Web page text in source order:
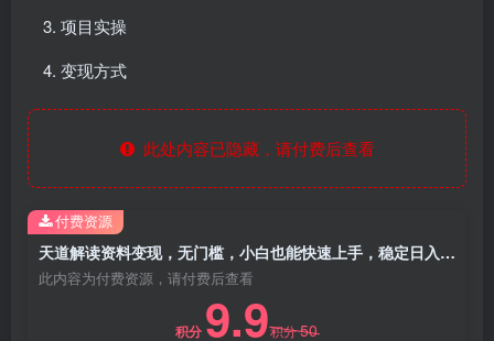
项目实操
变现方式
此处内容已隐藏，请付费后查看
天道解读资料变现，无门槛，小白也能快速上手，稳定日入300+
此内容为付费资源，请付费后查看
积分 9.9积分50
付费资源